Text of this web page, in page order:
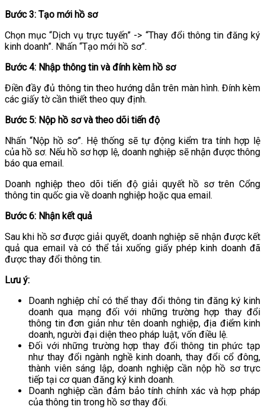
Bước 3: Tạo mới hồ sơ
Chọn mục “Dịch vụ trực tuyến” -> “Thay đổi thông tin đăng ký
kinh doanh”. Nhấn “Tạo mới hồ sơ”.
Bước 4: Nhập thông tin và đính kèm hồ sơ
Điền đầy đủ thông tin theo hướng dẫn trên màn hình. Đính kèm
các giấy tờ cần thiết theo quy định.
Bước 5: Nộp hồ sơ và theo dõi tiến độ
Nhấn “Nộp hồ sơ”. Hệ thống sẽ tự động kiểm tra tính hợp lệ
của hồ sơ. Nếu hồ sơ hợp lệ, doanh nghiệp sẽ nhận được thông
báo qua email.
Doanh nghiệp theo dõi tiến độ giải quyết hồ sơ trên Cổng
thông tin quốc gia về doanh nghiệp hoặc qua email.
Bước 6: Nhận kết quả
Sau khi hồ sơ được giải quyết, doanh nghiệp sẽ nhận được kết
quả qua email và có thể tải xuống giấy phép kinh doanh đã
được thay đổi thông tin.
Lưu ý:
Doanh nghiệp chỉ có thể thay đổi thông tin đăng ký kinh
doanh qua mạng đối với những trường hợp thay đổi
thông tin đơn giản như tên doanh nghiệp, địa điểm kinh
doanh, người đại diện theo pháp luật, vốn điều lệ.
Đối với những trường hợp thay đổi thông tin phức tạp
như thay đổi ngành nghề kinh doanh, thay đổi cổ đông,
thành viên sáng lập, doanh nghiệp cần nộp hồ sơ trực
tiếp tại cơ quan đăng ký kinh doanh.
Doanh nghiệp cần đảm bảo tính chính xác và hợp pháp
của thông tin trong hồ sơ thay đổi.